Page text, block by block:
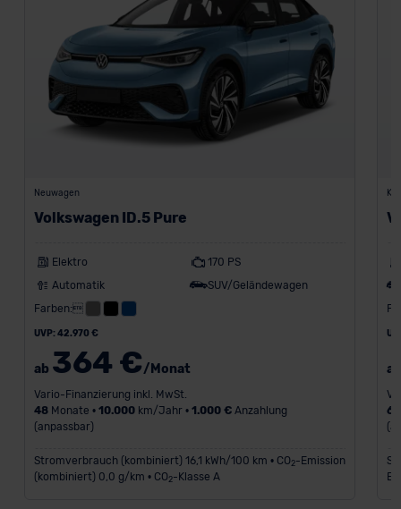
Neuwagen
Volkswagen ID.5 Pure
Elektro
170 PS
Automatik
SUV/Geländewagen
Farben:
UVP: 42.970 €
ab 364 €/Monat
Vario-Finanzierung inkl. MwSt.
48Monate • 10.000km/Jahr • 1.000 €Anzahlung
(anpassbar)
Stromverbrauch (kombiniert) 16,1 kWh/100 km • CO2-Emission
(kombiniert) 0,0 g/km • CO2-Klasse A
60